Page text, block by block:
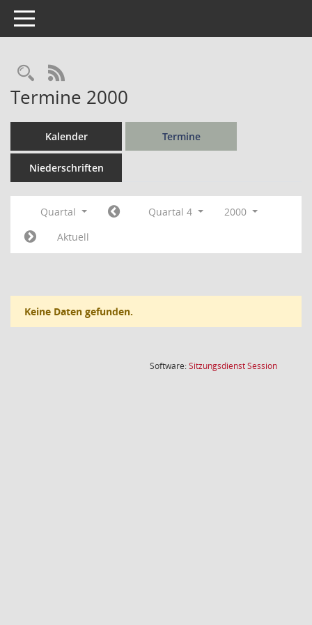
Toggle navigation
Rechercheauswahl
RSS-Feed
Termine 2000
Kalender Termine
Niederschriften
Quartal Quartal 4
2000
Aktuell
Keine Daten gefunden.
Software:SitzungsdienstSession(Wird in